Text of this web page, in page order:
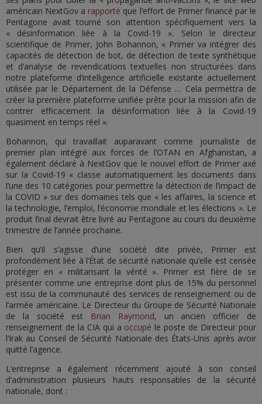
américain NextGov a rapporté que l’effort de Primer financé par le
Pentagone avait tourné son attention spécifiquement vers la
« désinformation liée à la Covid-19 ». Selon le directeur
scientifique de Primer, John Bohannon, « Primer va intégrer des
capacités de détection de bot, de détection de texte synthétique
et d’analyse de revendications textuelles non structurées dans
notre plateforme d’intelligence artificielle existante actuellement
utilisée par le Département de la Défense … Cela permettra de
créer la première plateforme unifiée prête pour la mission afin de
contrer efficacement la désinformation liée à la Covid-19
quasiment en temps réel ».
Bohannon, qui travaillait auparavant comme journaliste de
premier plan intégré aux forces de l’OTAN en Afghanistan, a
également déclaré à NextGov que le nouvel effort de Primer axé
sur la Covid-19 « classe automatiquement les documents dans
l’une des 10 catégories pour permettre la détection de l’impact de
la COVID » sur des domaines tels que « les affaires, la science et
la technologie, l’emploi, l’économie mondiale et les élections ». Le
produit final devrait être livré au Pentagone au cours du deuxième
trimestre de l’année prochaine.
Bien qu’il s’agisse d’une société dite privée, Primer est
profondément liée à l’État de sécurité nationale qu’elle est censée
protéger en « militarisant la vérité ». Primer est fière de se
présenter comme une entreprise dont plus de 15% du personnel
est issu de la communauté des services de renseignement ou de
l’armée américaine. Le Directeur du Groupe de Sécurité Nationale
de la société est Brian Raymond, un ancien officier de
renseignement de la CIA qui a occupé le poste de Directeur pour
l’Irak au Conseil de Sécurité Nationale des États-Unis après avoir
quitté l’agence.
L’entreprise a également récemment ajouté à son conseil
d’administration plusieurs hauts responsables de la sécurité
nationale, dont :